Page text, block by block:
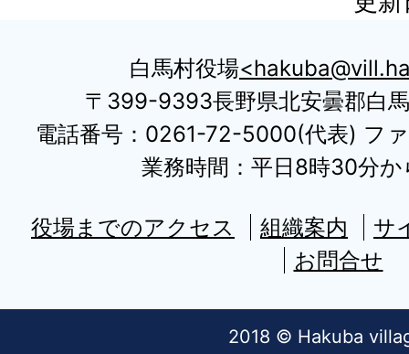
白馬村役場
〒399-9393長野県北安曇郡白
電話番号：0261-72-5000(代表) フ
業務時間：平日8時30分か
役場までのアクセス 組織案内
サ
お問合せ
2018 © Hakuba